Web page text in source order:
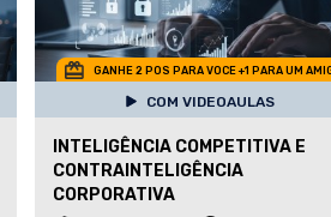
GANHE 2 POS PARA VOCE +1 PARA UM
COM VIDEOAULAS
INTELIGÊNCIA COMPETITIVA E
CONTRAINTELIGÊNCIA
CORPORATIVA